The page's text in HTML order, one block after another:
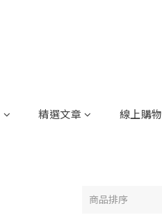
精選文章 線上購物
商品排序